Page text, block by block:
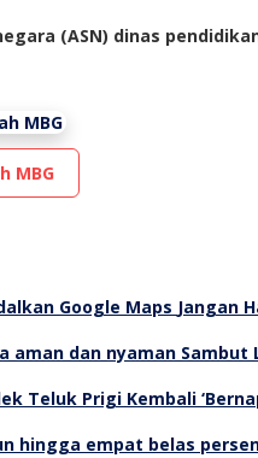
(ASN) dinas
MBG
Jangan
Sambut
Teluk Prigi Kembali